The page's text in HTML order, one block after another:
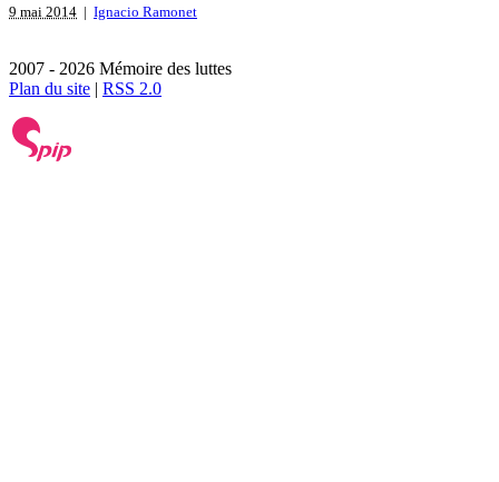
9 mai 2014 | Ignacio Ramonet
2007 - 2026 Mémoire des luttes
Plan du site | RSS 2.0